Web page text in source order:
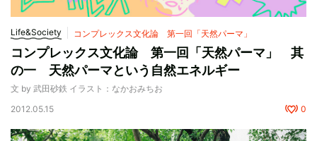
Life&Society コンプレックス文化論 第一回「天然パーマ」
コンプレックス文化論 第一回「天然パーマ」 其
の一 天然パーマという自然エネルギー
文 by 武田砂鉄 イラスト：なかおみちお
2012.05.15
0